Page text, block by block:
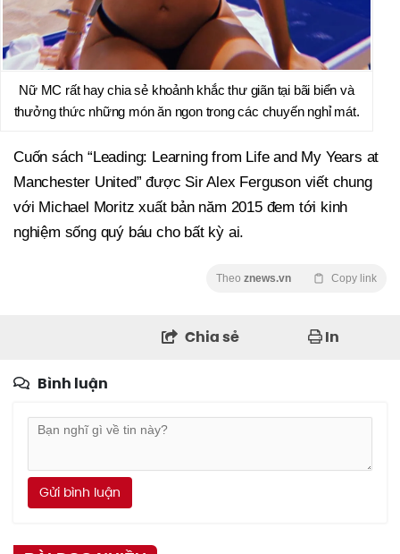
Nữ MC rất hay chia sẻ khoảnh khắc thư giãn tại bãi biển và
thưởng thức những món ăn ngon trong các chuyến nghỉ mát.
Cuốn sách “Leading: Learning from Life and My Years at
Manchester United” được Sir Alex Ferguson viết chung
với Michael Moritz xuất bản năm 2015 đem tới kinh
nghiệm sống quý báu cho bất kỳ ai.
Theo znews.vn Copy link
Chia sẻ In
Bình luận
Gửi bình luận